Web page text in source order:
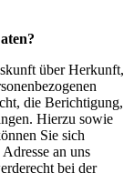
über Herkunft,
die Berichtigung,
Hierzu sowie
Sie sich
an uns
bei der